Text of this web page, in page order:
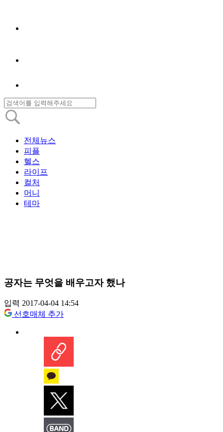
전체뉴스
피플
헬스
라이프
컬처
머니
테마
공자는 무엇을 배우고자 했나
입력 2017-04-04 14:54
선호매체 추가